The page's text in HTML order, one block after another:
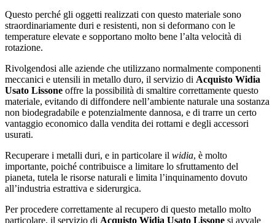
Questo perché gli oggetti realizzati con questo materiale sono
straordinariamente duri e resistenti, non si deformano con le
temperature elevate e sopportano molto bene l’alta velocità di
rotazione.
Rivolgendosi alle aziende che utilizzano normalmente componenti
meccanici e utensili in metallo duro, il servizio di Acquisto Widia
Usato Lissone offre la possibilità di smaltire correttamente questo
materiale, evitando di diffondere nell’ambiente naturale una sostanza
non biodegradabile e potenzialmente dannosa, e di trarre un certo
vantaggio economico dalla vendita dei rottami e degli accessori
usurati.
Recuperare i metalli duri, e in particolare il widia, è molto
importante, poiché contribuisce a limitare lo sfruttamento del
pianeta, tutela le risorse naturali e limita l’inquinamento dovuto
all’industria estrattiva e siderurgica.
Per procedere correttamente al recupero di questo metallo molto
particolare, il servizio di Acquisto Widia Usato Lissone si avvale